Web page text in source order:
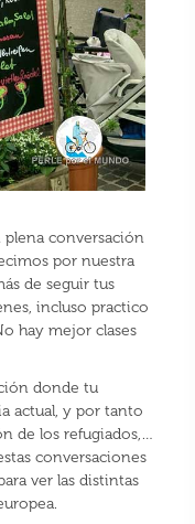
conversación
por nuestra
de seguir tus
incluso practico
hay mejor clases
donde tu
actual, y por tanto
de los refugiados,…
conversaciones
ver las distintas